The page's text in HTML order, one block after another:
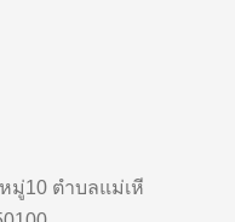
มู่10 ตำบลแม่เหี